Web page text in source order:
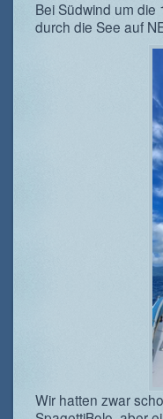
Bei Südwind um die
durch die See auf
Wir hatten zwar